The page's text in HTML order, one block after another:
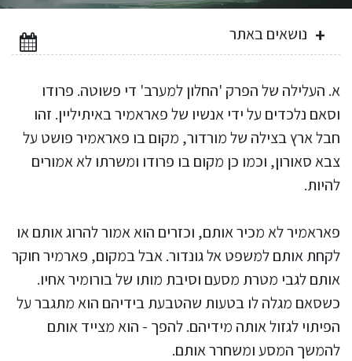
נושאים באתר
א. העלילה של הפרק 'החלון למערב' די פשוטה. פרודו
וסאם נלכדים על ידי אנשיו של פאראמיר באיתיליין. זהו
חבל ארץ בצילה של מורדור, מקום בו פאראמיר פושט על
צבא סאורון, וכמו כן מקום בו פרודו ומשרתו לא אמורים
להיות.
פאראמיר לא מכיר אותם, וכזרים הוא אמור להרוג אותם או
לקחת אותם למשפט אל גונדור. אבל במקום, פארמיר חוקר
אותם לגבי מטרת מסעם וסיבת מותו של בורומיר אחיו.
כשסאם מגלה לו בטעות שהטבעת בידיהם הוא מתגבר על
הפיתוי לגזול אותה מידיהם. להפך - הוא מצייד אותם
להמשך המסע ומשחרר אותם.